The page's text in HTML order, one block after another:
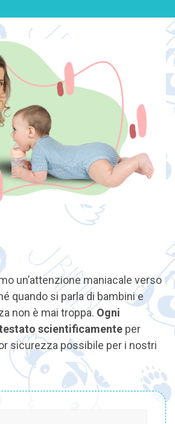
un’attenzione maniacale verso
quando si parla di bambini e
non è mai troppa. Ogni
scientificamente per
sicurezza possibile per i nostri